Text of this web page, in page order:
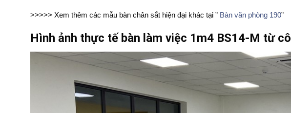
>>>>> Xem thêm các mẫu bàn chân sắt hiện đại khác tại ” Bàn văn phòng 190”
Hình ảnh thực tế bàn làm việc 1m4 BS14-M từ